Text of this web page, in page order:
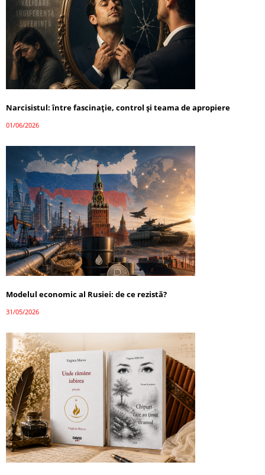
Narcisistul: între fascinație, control și teama de apropiere
01/06/2026
Modelul economic al Rusiei: de ce rezistă?
31/05/2026